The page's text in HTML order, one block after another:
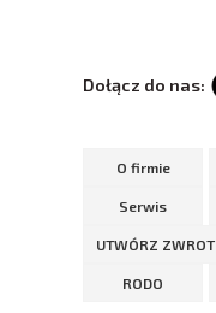
Dołącz do nas:
O firmie
Serwis
UTWÓRZ ZWROT
RODO